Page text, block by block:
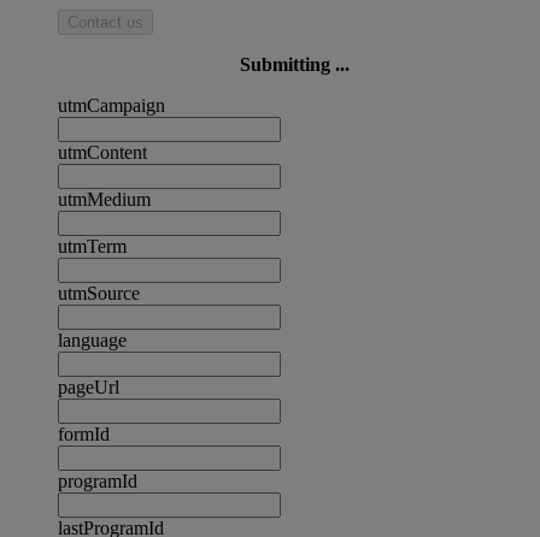
Contact us
Submitting ...
utmCampaign
utmContent
utmMedium
utmTerm
utmSource
language
pageUrl
formId
programId
lastProgramId